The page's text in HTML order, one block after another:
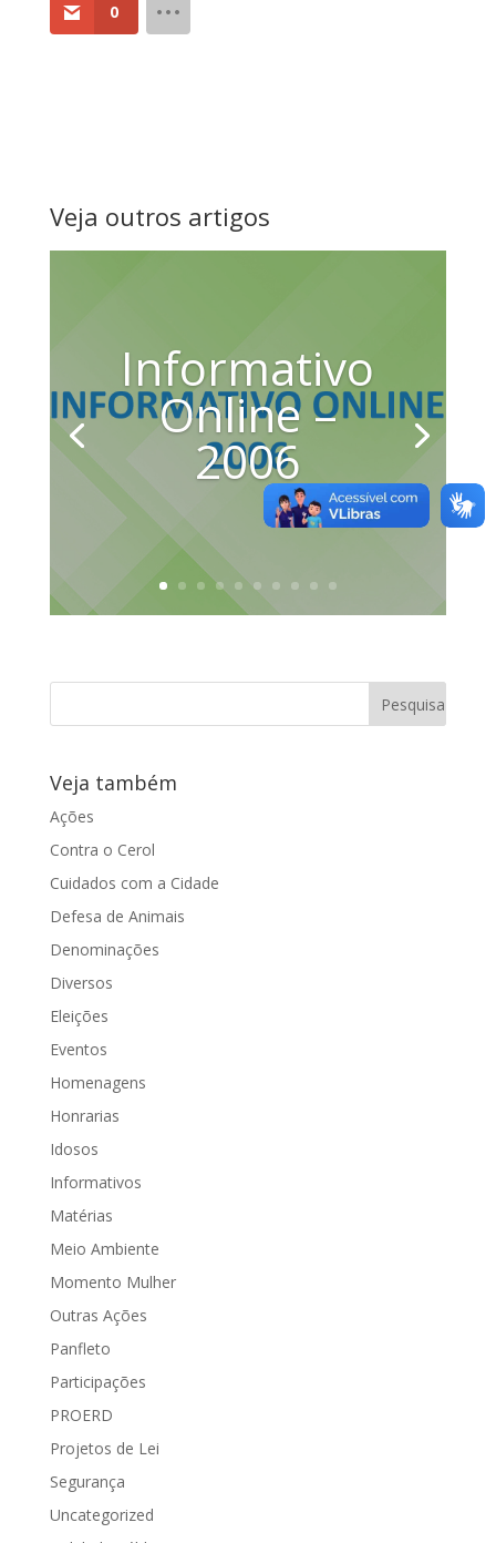
0
Veja outros artigos
Informativo
Online –
2006
Veja também
Ações
Contra o Cerol
Cuidados com a Cidade
Defesa de Animais
Denominações
Diversos
Eleições
Eventos
Homenagens
Honrarias
Idosos
Informativos
Matérias
Meio Ambiente
Momento Mulher
Outras Ações
Panfleto
Participações
PROERD
Projetos de Lei
Segurança
Uncategorized